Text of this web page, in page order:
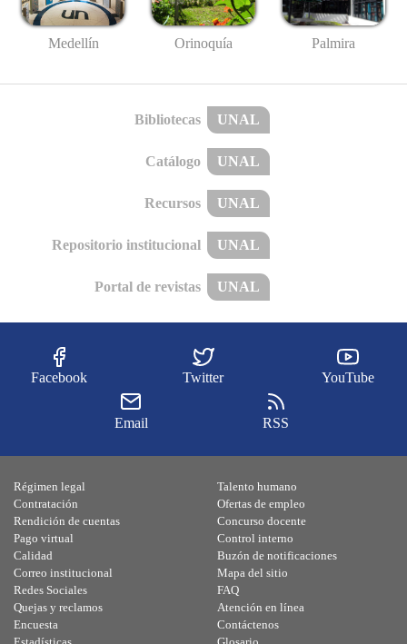
Medellín Orinoquía Palmira
Bibliotecas UNAL
Catálogo UNAL
Recursos UNAL
Repositorio institucional UNAL
Portal de revistas UNAL
Facebook Twitter YouTube
Email RSS
Régimen legal
Contratación
Rendición de cuentas
Pago virtual
Calidad
Talento humano
Ofertas de empleo
Concurso docente
Control interno
Buzón de notificaciones
Correo institucional
Redes Sociales
Quejas y reclamos
Encuesta
Mapa del sitio
FAQ
Atención en línea
Contáctenos